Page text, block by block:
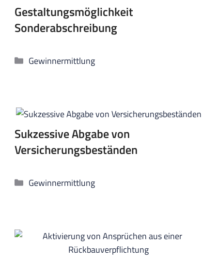
Gestaltungsmöglichkeit
Sonderabschreibung
Kategorien
Gewinnermittlung
Sukzessive Abgabe von
Versicherungsbeständen
Kategorien
Gewinnermittlung